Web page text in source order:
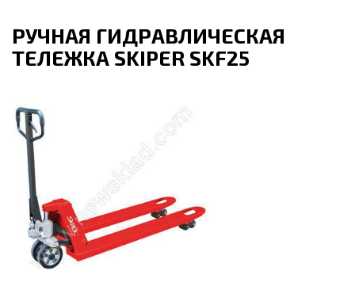
РУЧНАЯ ГИДРАВЛИЧЕСКАЯ
ТЕЛЕЖКА SKIPER SKF25